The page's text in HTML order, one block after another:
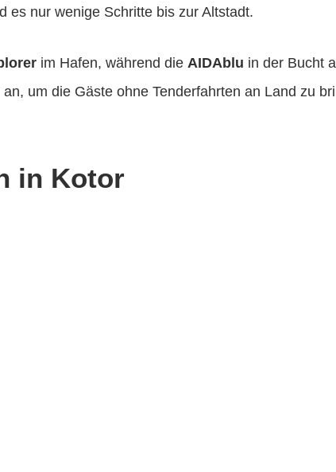
es nur wenige Schritte bis zur Altstadt.
im Hafen, während die AIDAblu in der Bucht
um die Gäste ohne Tenderfahrten an Land zu
in Kotor